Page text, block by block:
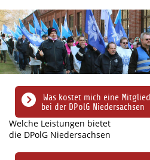
Was kostet mich eine
bei der DPolG Niedersachsen
Welche Leistungen bietet
die DPolG Niedersachsen